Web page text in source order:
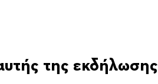
της εκδήλωσης